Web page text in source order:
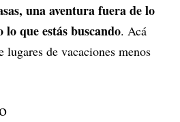
una aventura fuera de lo
que estás buscando. Acá
lugares de vacaciones menos